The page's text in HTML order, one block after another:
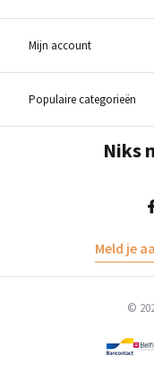
Mijn account
Populaire categorieën
Niks
Meld je
©